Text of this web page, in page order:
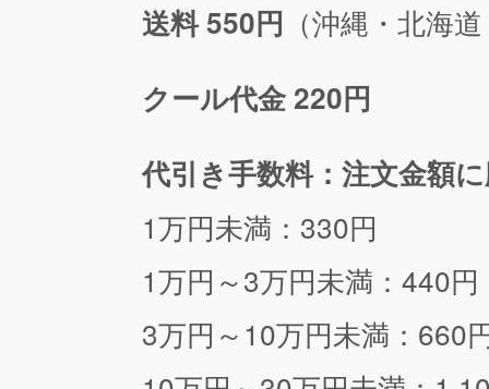
送料 550円 （沖縄・北海
クール代金 220円
代引き手数料：注文金額
1万円未満：330円
1万円～3万円未満：440円
3万円～10万円未満：660